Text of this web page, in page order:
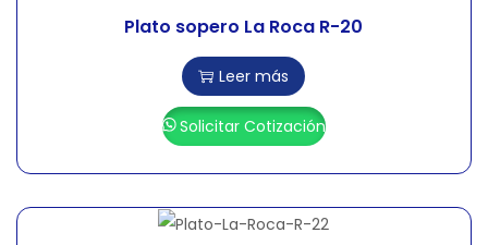
Plato sopero La Roca R-20
Leer más
Solicitar Cotización